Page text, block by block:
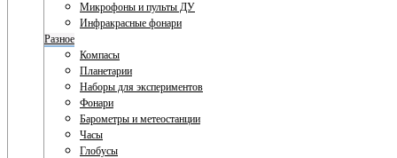
Микрофоны и пульты ДУ
Инфракрасные фонари
Разное
Компасы
Планетарии
Наборы для экспериментов
Фонари
Барометры и метеостанции
Часы
Глобусы